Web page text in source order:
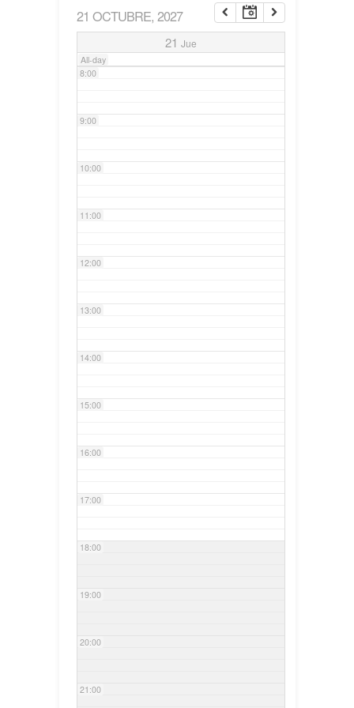
21 OCTUBRE, 2027
21 Jue
All-day
7:00
8:00
9:00
10:00
11:00
12:00
13:00
14:00
15:00
16:00
17:00
18:00
19:00
20:00
21:00